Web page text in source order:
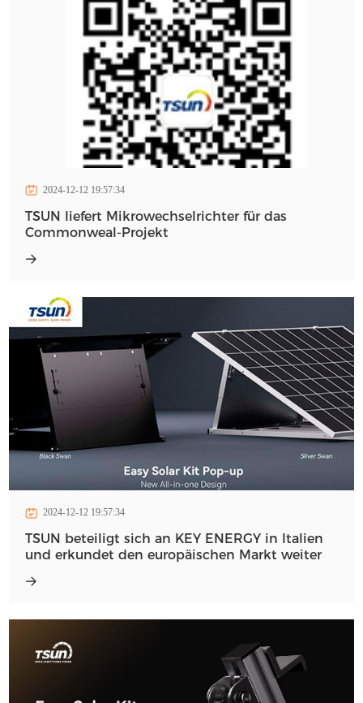
2024-12-12 19:57:34
TSUN liefert Mikrowechselrichter für das
Commonweal-Projekt
2024-12-12 19:57:34
TSUN beteiligt sich an KEY ENERGY in Italien
und erkundet den europäischen Markt weiter